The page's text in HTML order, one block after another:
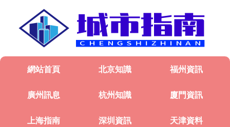
網站首頁 北京知識 福州資訊
廣州訊息 杭州知識 廈門資訊
上海指南 深圳資訊 天津資料